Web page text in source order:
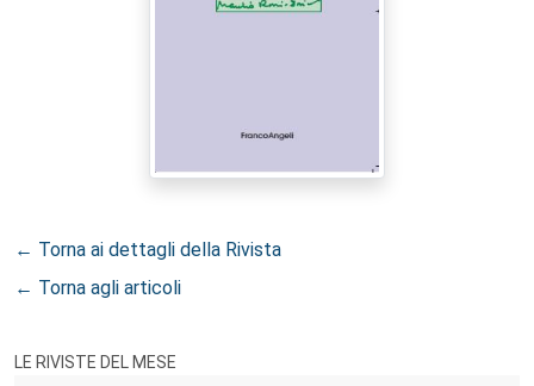
← Torna ai dettagli della Rivista
← Torna agli articoli
LE RIVISTE DEL MESE